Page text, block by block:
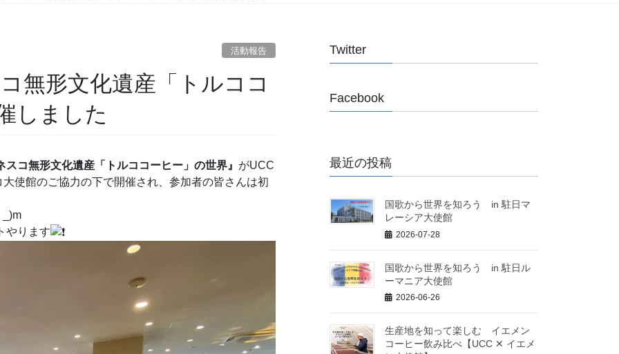
活動報告
無形文化遺産「トルココ
しました
スコ無形文化遺産「トルココーヒー」の世界』 がUCC
使館のご協力の下で開催され、参加者の皆さんは初
_)m
やります
Twitter
Facebook
最近の投稿
国歌から世界を知ろう in 駐日マ
レーシア大使館
2026-07-28
国歌から世界を知ろう in 駐日ル
ーマニア大使館
2026-06-26
生産地を知って楽しむ イエメン
コーヒー飲み比べ【UCC ✕ イエメ